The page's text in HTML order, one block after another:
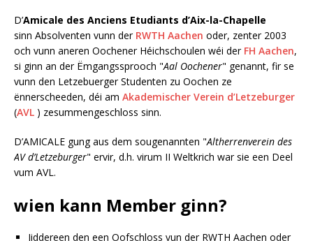
D’Amicale des Anciens Etudiants d’Aix-la-Chapelle
sinn Absolventen vunn der RWTH Aachen oder, zenter 2003
och vunn aneren Oochener Héichschoulen wéi der FH Aachen,
si ginn an der Ëmgangssprooch "Aal Oochener" genannt, fir se
vunn den Letzebuerger Studenten zu Oochen ze
ënnerscheeden, déi am Akademischer Verein d’Letzeburger
(AVL ) zesummengeschloss sinn.
D’AMICALE gung aus dem sougenannten "Altherrenverein des
AV d’Letzeburger" ervir, d.h. virum II Weltkrich war sie een Deel
vum AVL.
wien kann Member ginn?
Jiddereen den een Oofschloss vun der RWTH Aachen oder